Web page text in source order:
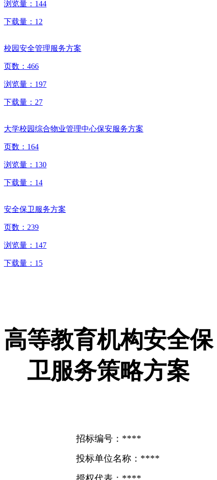
浏览量： 144
下载量： 12
校园安全管理服务方案
页数： 466
浏览量： 197
下载量： 27
大学校园综合物业管理中心保安服务方案
页数： 164
浏览量： 130
下载量： 14
安全保卫服务方案
页数： 239
浏览量： 147
下载量： 15
高等教育机构安全保
卫服务策略方案
招标编号：****
投标单位名称：****